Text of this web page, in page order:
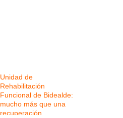
Unidad de
Rehabilitación
Funcional de Bidealde:
mucho más que una
recuperación